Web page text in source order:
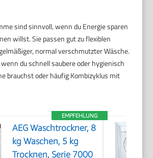
sind sinnvoll, wenn du Energie sparen
willst. Sie passen gut zu flexiblen
normal verschmutzter Wäsche.
du schnell saubere oder hygienisch
brauchst oder häufig Kombizyklus mit
EMPFEHLUNG
AEG Waschtrockner, 8
kg Waschen, 5 kg
Trocknen, Serie 7000